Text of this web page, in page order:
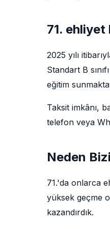
71.
2025 yılı
Standart B
eğitim
Taksit imkânı,
telefon veya
Neden
71.'da onlarca
yüksek geçme
kazandırdık.